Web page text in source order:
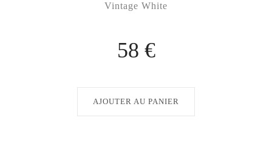
Vintage White
58 €
AJOUTER AU PANIER